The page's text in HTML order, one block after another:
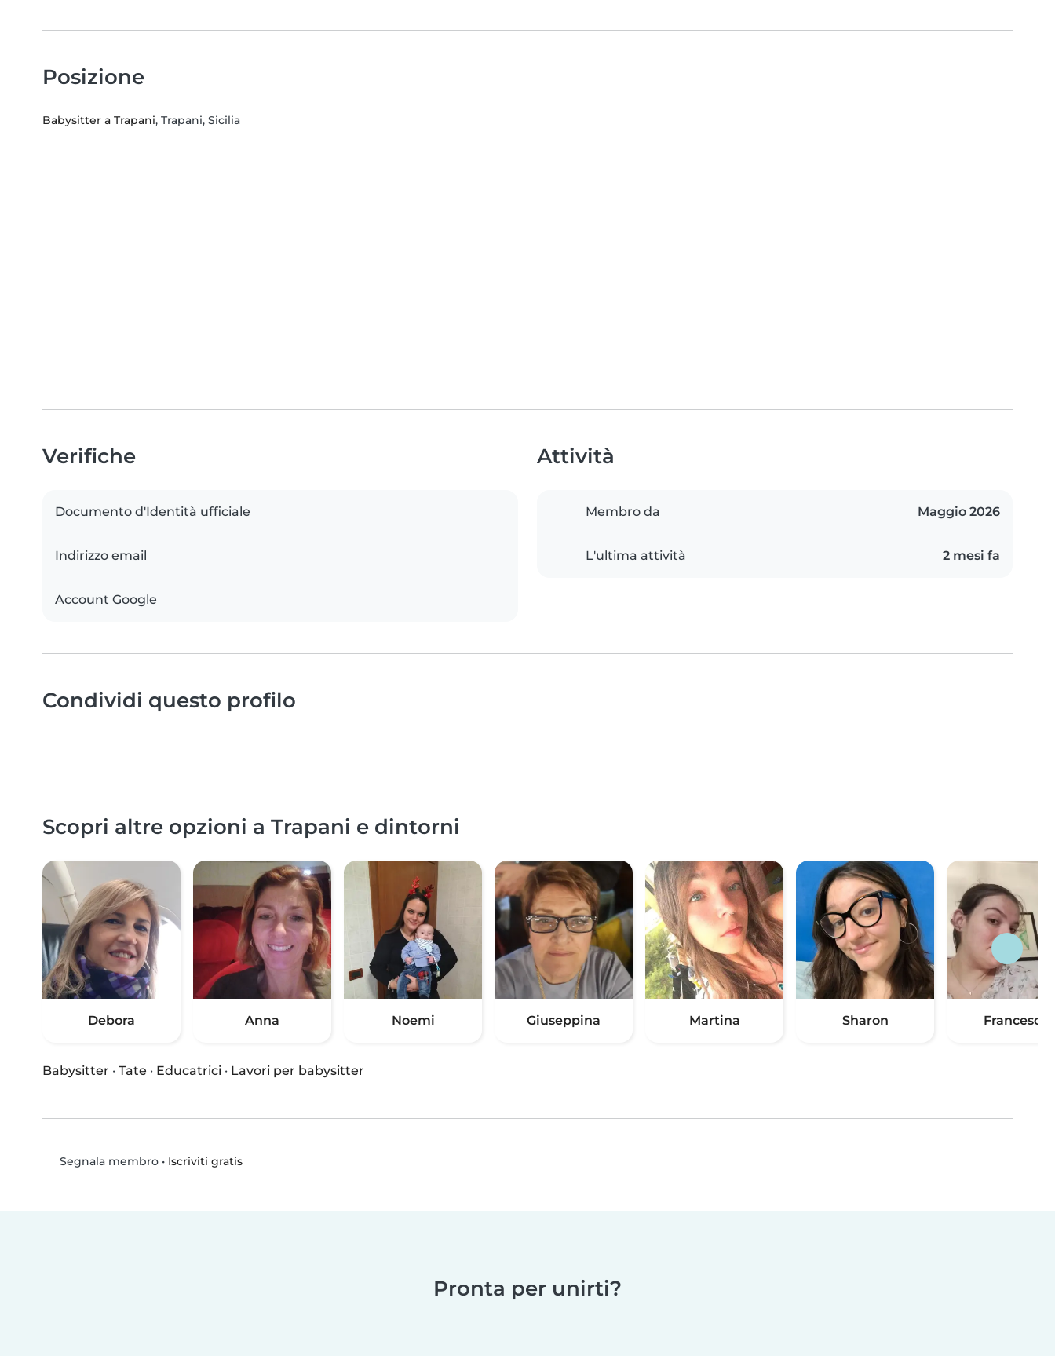
Posizione
Babysitter a Trapani, Trapani, Sicilia
Verifiche
Documento d'Identità ufficiale
Indirizzo email
Account Google
Attività
Membro da Maggio 2026
L'ultima attività 2 mesi fa
Condividi questo profilo
Scopri altre opzioni a Trapani e dintorni
Debora Anna Noemi Giuseppina Martina Sharon Francesca
Babysitter · Tate · Educatrici · Lavori per babysitter
Segnala membro• Iscriviti gratis
Pronta per unirti?